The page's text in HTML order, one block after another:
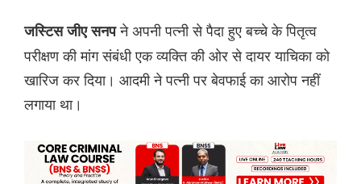
जस्टिस जीए सनपने अपनी पत्नी से पैदा हुए बच्चे के पितृत्व
परीक्षण की मांग संबंधी एक व्यक्ति की ओर से दायर याचिका को
खारिज कर दिया। आदमी ने पत्नी पर बेवफाई का आरोप नहीं
लगाया था।